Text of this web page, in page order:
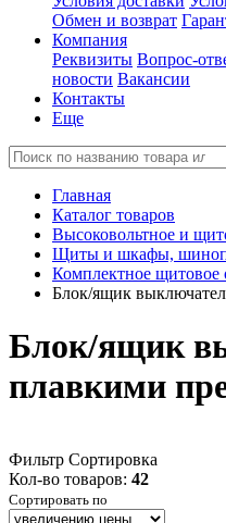
Обмен и возврат
Компания
Реквизиты Вопрос-
новости Вакансии
Контакты
Еще
Главная
Каталог товаров
Высоковольтное и
Щиты и шкафы,
Комплектное щитовое
Блок/ящик
Блок/ящик
плавкими
Фильтр Сортировка
Кол-во товаров: 42
Сортировать по